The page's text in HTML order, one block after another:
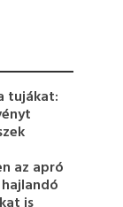
tujákat:
az apró